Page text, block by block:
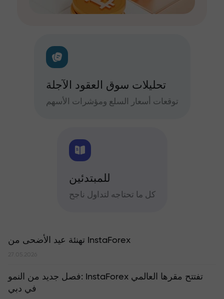
تحليلات سوق العقود الآجلة
توقعات أسعار السلع ومؤشرات الأسهم
للمبتدئين
كل ما تحتاجه لتداول ناجح
تهنئة عيد الأضحى من InstaForex
27.05.2026
​فصل جديد من النمو: InstaForex تفتتح مقرها العالمي
في دبي